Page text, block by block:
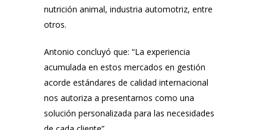
nutrición animal, industria automotriz, entre
otros.
Antonio concluyó que: “La experiencia
acumulada en estos mercados en gestión
acorde estándares de calidad internacional
nos autoriza a presentarnos como una
solución personalizada para las necesidades